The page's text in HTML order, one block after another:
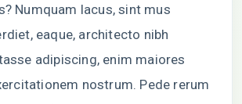
Numquam lacus, sint mus
eaque, architecto nibh
adipiscing, enim maiores
nostrum. Pede rerum